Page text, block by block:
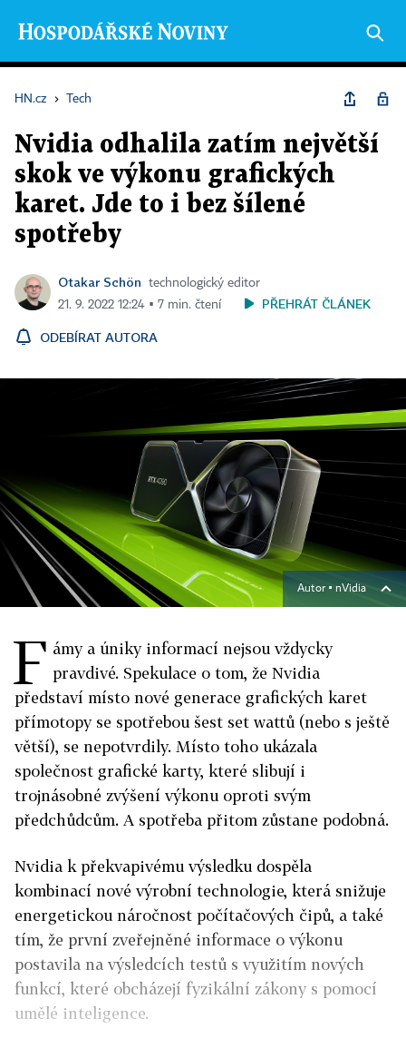
HN.cz › Tech
Nvidia odhalila zatím největší
skok ve výkonu grafických
karet. Jde to i bez šílené
spotřeby
Otakar Schön
technologický editor
21. 9. 2022 12:24 ▪ 7 min. čtení
PŘEHRÁT ČLÁNEK
ODEBÍRAT AUTORA
Autor ▪ nVidia
F ámy a úniky informací nejsou vždycky
pravdivé. Spekulace o tom, že Nvidia
představí místo nové generace grafických karet
přímotopy se spotřebou šest set wattů (nebo s ještě
větší), se nepotvrdily. Místo toho ukázala
společnost grafické karty, které slibují i
trojnásobné zvýšení výkonu oproti svým
předchůdcům. A spotřeba přitom zůstane podobná.
Nvidia k překvapivému výsledku dospěla
kombinací nové výrobní technologie, která snižuje
energetickou náročnost počítačových čipů, a také
tím, že první zveřejněné informace o výkonu
postavila na výsledcích testů s využitím nových
funkcí, které obcházejí fyzikální zákony s pomocí
umělé inteligence.